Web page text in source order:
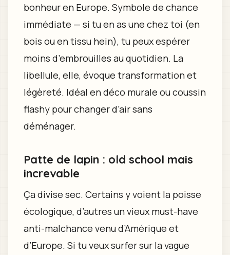
bonheur en Europe. Symbole de chance
immédiate — si tu en as une chez toi (en
bois ou en tissu hein), tu peux espérer
moins d’embrouilles au quotidien. La
libellule, elle, évoque transformation et
légèreté. Idéal en déco murale ou coussin
flashy pour changer d’air sans
déménager.
Patte de lapin : old school mais
increvable
Ça divise sec. Certains y voient la poisse
écologique, d’autres un vieux must-have
anti-malchance venu d’Amérique et
d’Europe. Si tu veux surfer sur la vague